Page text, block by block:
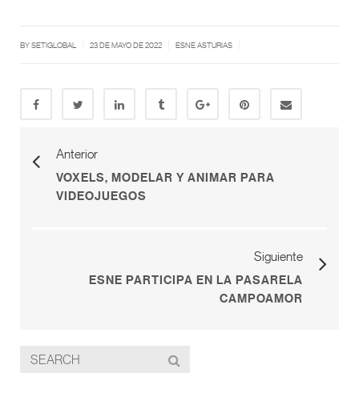
BY SETIGLOBAL 23 DE MAYO DE 2022 ESNE ASTURIAS
Anterior
VOXELS, MODELAR Y ANIMAR PARA
VIDEOJUEGOS
Siguiente
ESNE PARTICIPA EN LA PASARELA
CAMPOAMOR